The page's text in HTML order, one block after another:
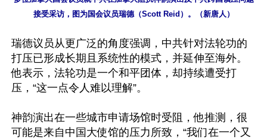
接受采访，图为国会议员瑞德（Scott Reid）。（新唐人）
瑞德议员从更广泛的角度强调，中共针对法轮功的
打压已形成长期且系统性的模式，并延伸至海外。
他表示，法轮功是一个和平团体，却持续遭受打
压，“这一点令人难以理解”。
神韵演出在一些城市申请场馆时受阻，他推测，很
可能是来自中国大使馆的压力所致，“我们在一个又